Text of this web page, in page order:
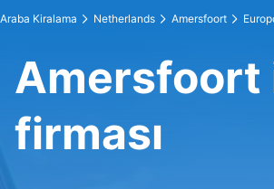
Araba Kiralama Netherlands Amersfoort
Amersfoort
firması